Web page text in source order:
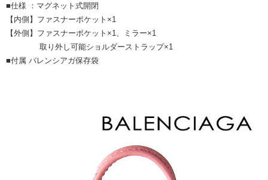
■仕様 ：マグネット式開閉
【内側】ファスナーポケット×1
【外側】ファスナーポケット×1、ミラー×1
取り外し可能ショルダーストラップ×1
■付属 バレンシアガ保存袋